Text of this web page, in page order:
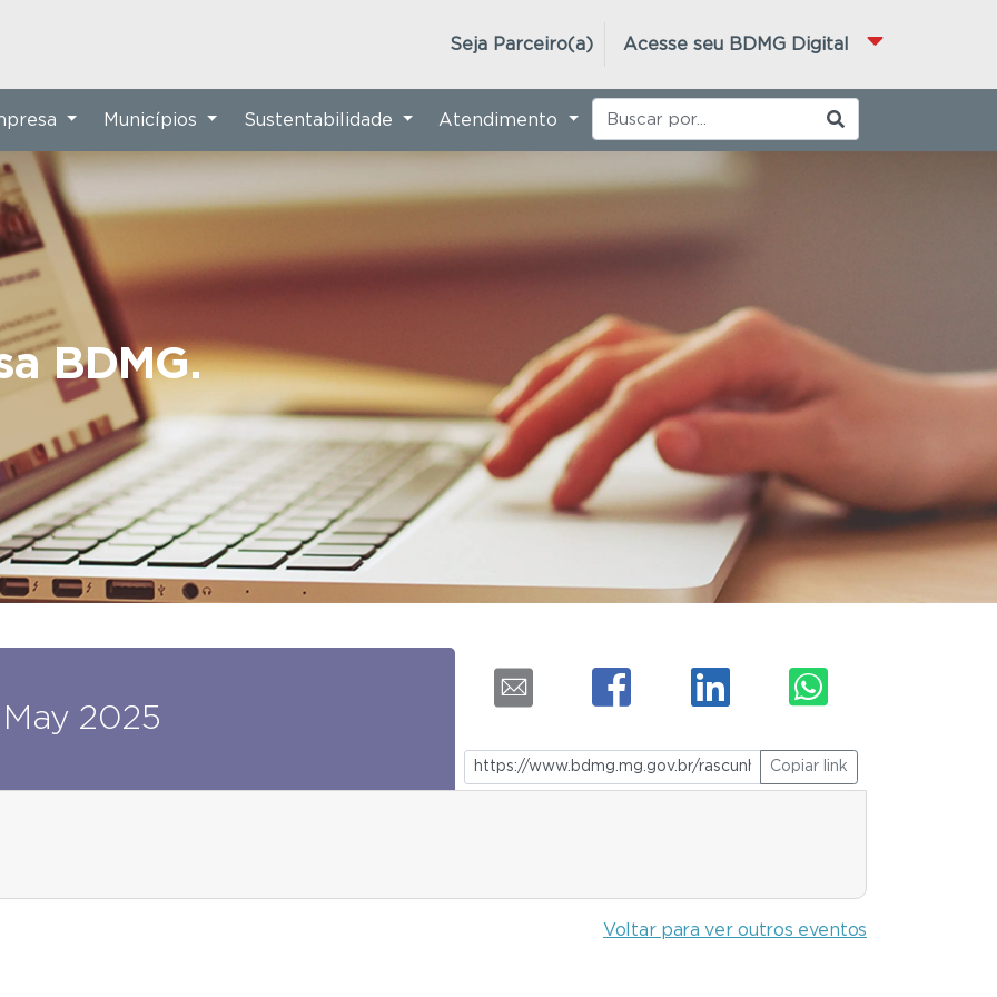
Acesse seu BDMG Digital
Seja Parceiro(a)
BDMG.
Municípios Sustentabilidade Atendimento
May 2025
Copiar link
Voltar para ver outros eventos